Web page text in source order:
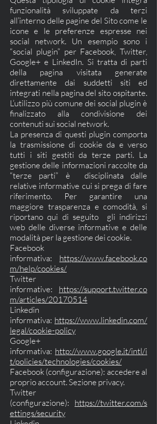
funzionalità sviluppate da terzi
all’interno delle pagine del Sito come le
icone e le preferenze espresse nei
social network. Un esempio sono i
“social plugin” per Facebook, Twitter,
Google+ e LinkedIn. Si tratta di parti
della pagina visitata generate
direttamente dai suddetti siti ed
integrati nella pagina del sito ospitante.
L’utilizzo più comune dei social plugin è
finalizzato alla condivisione dei
contenuti sui social network.
La presenza di questi plugin comporta
la trasmissione di cookie da e verso
tutti i siti gestiti da terze parti. La
gestione delle informazioni raccolte da
“terze parti” è disciplinata dalle
relative informative cui si prega di fare
riferimento. Per garantire una
maggiore trasparenza e comodità, si
riportano qui di seguito gli indirizzi
web delle diverse informative e delle
modalità per la gestione dei cookie.
Facebook
informativa: https://www.facebook.co
m/help/cookies/
Twitter
informative: https://support.twitter.co
m/articles/20170514
Linkedin
informativa: https://www.linkedin.com/
legal/cookie-policy
Google+
informativa: http://www.google.it/intl/i
t/policies/technologies/cookies/
Facebook (configurazione): accedere al
proprio account. Sezione privacy.
Twitter
(configurazione): https://twitter.com/s
ettings/security